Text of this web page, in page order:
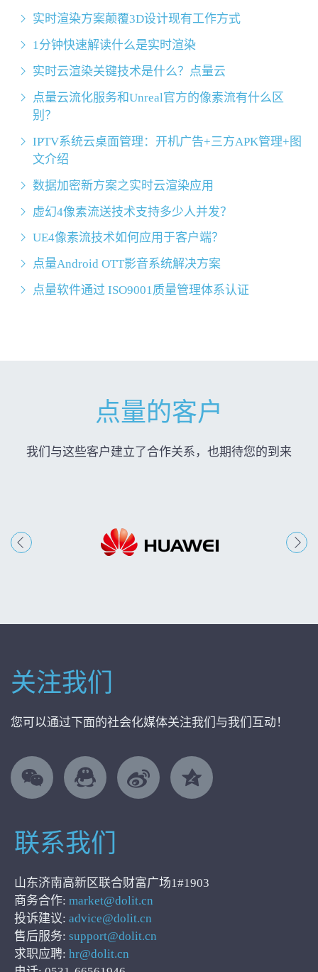
实时渲染方案颠覆3D设计现有工作方式
1分钟快速解读什么是实时渲染
实时云渲染关键技术是什么？点量云
点量云流化服务和Unreal官方的像素流有什么区
别？
IPTV系统云桌面管理：开机广告+三方APK管理+图
文介绍
数据加密新方案之实时云渲染应用
虚幻4像素流送技术支持多少人并发？
UE4像素流技术如何应用于客户端？
点量Android OTT影音系统解决方案
点量软件通过 ISO9001质量管理体系认证
点量的客户
我们与这些客户建立了合作关系，也期待您的到来
关注我们
您可以通过下面的社会化媒体关注我们与我们互动！
联系我们
山东济南高新区联合财富广场1#1903
商务合作: market@dolit.cn
投诉建议: advice@dolit.cn
售后服务: support@dolit.cn
求职应聘: hr@dolit.cn